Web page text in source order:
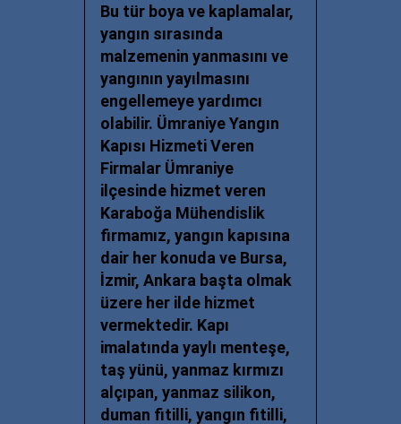
Bu tür boya ve kaplamalar,
yangın sırasında
malzemenin yanmasını ve
yangının yayılmasını
engellemeye yardımcı
olabilir. Ümraniye Yangın
Kapısı Hizmeti Veren
Firmalar Ümraniye
ilçesinde hizmet veren
Karaboğa Mühendislik
firmamız, yangın kapısına
dair her konuda ve Bursa,
İzmir, Ankara başta olmak
üzere her ilde hizmet
vermektedir. Kapı
imalatında yaylı menteşe,
taş yünü, yanmaz kırmızı
alçıpan, yanmaz silikon,
duman fitilli, yangın fitilli,